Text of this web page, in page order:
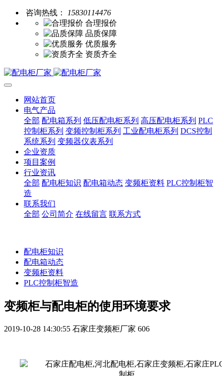
咨询热线：
15830114476
合理报价
品质保障
优质服务
资质齐全
网站首页
电气产品
全部 配电箱系列 低压配电柜系列 高压配电柜系列 PLC
控制柜系列 变频控制柜系列 工业配电柜系列 DCS控制
系统系列 变频器仪表系列
企业资质
项目案例
行业资讯
全部 配电柜知识 配电箱动态 变频柜资料 PLC控制柜智
造
联系我们
全部 公司简介 在线留言 联系方式
配电柜知识
配电箱动态
变频柜资料
PLC控制柜智造
变频柜与配电柜的使用环境要求
2019-10-28 14:30:55 石家庄变频柜厂家 606